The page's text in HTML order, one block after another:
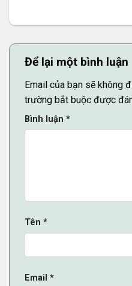
Để lại một bình luận
Email của bạn sẽ không
trường bắt buộc được
Bình luận *
Tên *
Email *